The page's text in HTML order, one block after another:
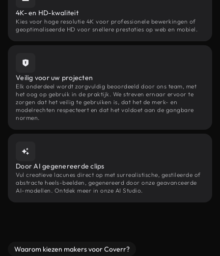
4K- en HD-kwaliteit
Kies voor hoge resolutie 4K voor professionele bewerkingen of
geoptimaliseerde HD voor snellere prestaties op web en mobiel.
Veilig voor uw projecten
Elk onderdeel wordt zorgvuldig beoordeeld door ons team, met
het oog op gebruik in de praktijk. We streven ernaar ervoor te
zorgen dat het veilig te gebruiken is, dat het de merk- en
modelrechten respecteert en dat het voldoet aan de gangbare
normen.
Door AI gegenereerde clips
Vul creatieve lacunes direct op met surrealistische, gestileerde of
abstracte heels-beelden, gegenereerd door onze geavanceerde
AI-modellen. Ontdek meer in onze AI Studio.
Waarom kiezen makers voor Coverr?